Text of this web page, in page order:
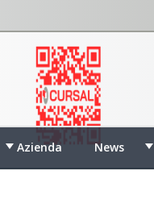
Azienda News